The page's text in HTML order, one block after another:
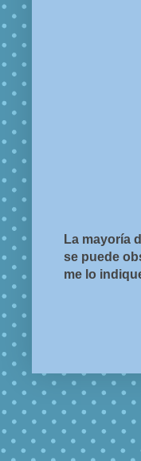
La mayoría
se puede
me lo